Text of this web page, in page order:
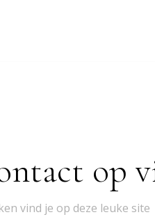
op
vind je op deze leuke site